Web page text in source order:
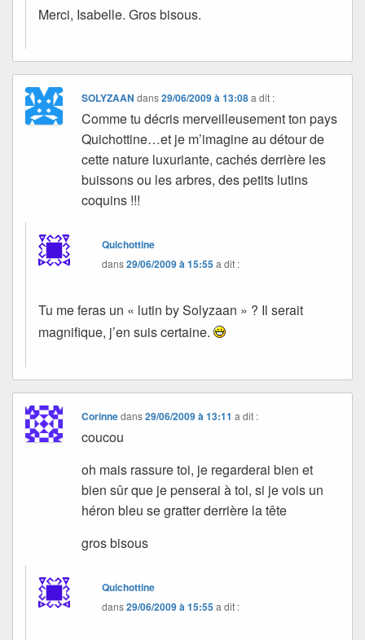
Merci, Isabelle. Gros bisous.
SOLYZAAN dans29/06/2009 à 13:08 a dit :
Comme tu décris merveilleusement ton pays
Quichottine…et je m’imagine au détour de
cette nature luxuriante, cachés derrière les
buissons ou les arbres, des petits lutins
coquins !!!
Quichottine
dans29/06/2009 à 15:55a dit :
Tu me feras un « lutin by Solyzaan » ? Il serait
magnifique, j’en suis certaine.
Corinnedans29/06/2009 à 13:11 a dit :
coucou
oh mais rassure toi, je regarderai bien et
bien sûr que je penserai à toi, si je vois un
héron bleu se gratter derrière la tête
gros bisous
Quichottine
dans29/06/2009 à 15:55a dit :